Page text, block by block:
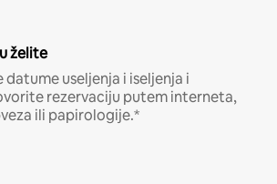
želite
useljenja i iseljenja i
rezervaciju putem interneta,
ili papirologije.*